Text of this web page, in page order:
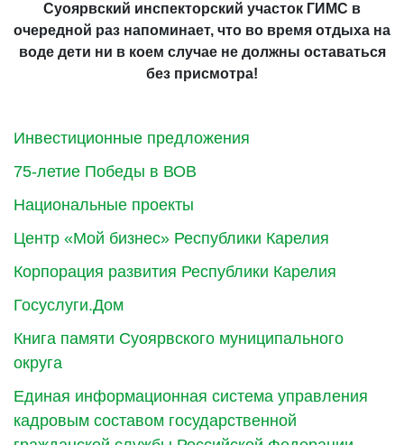
Инвестиционные предложения
75-летие Победы в ВОВ
Национальные проекты
Центр «Мой бизнес» Республики Карелия
Корпорация развития Республики Карелия
Госуслуги.Дом
Книга памяти Суоярвского муниципального
округа
Единая информационная система управления
кадровым составом государственной
Суоярвский инспекторский участок ГИМС в
очередной раз напоминает, что во время отдыха на
воде дети ни в коем случае не должны оставаться
без присмотра!